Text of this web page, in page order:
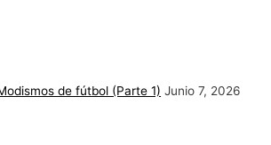
de fútbol (Parte 1) Junio 7, 2026